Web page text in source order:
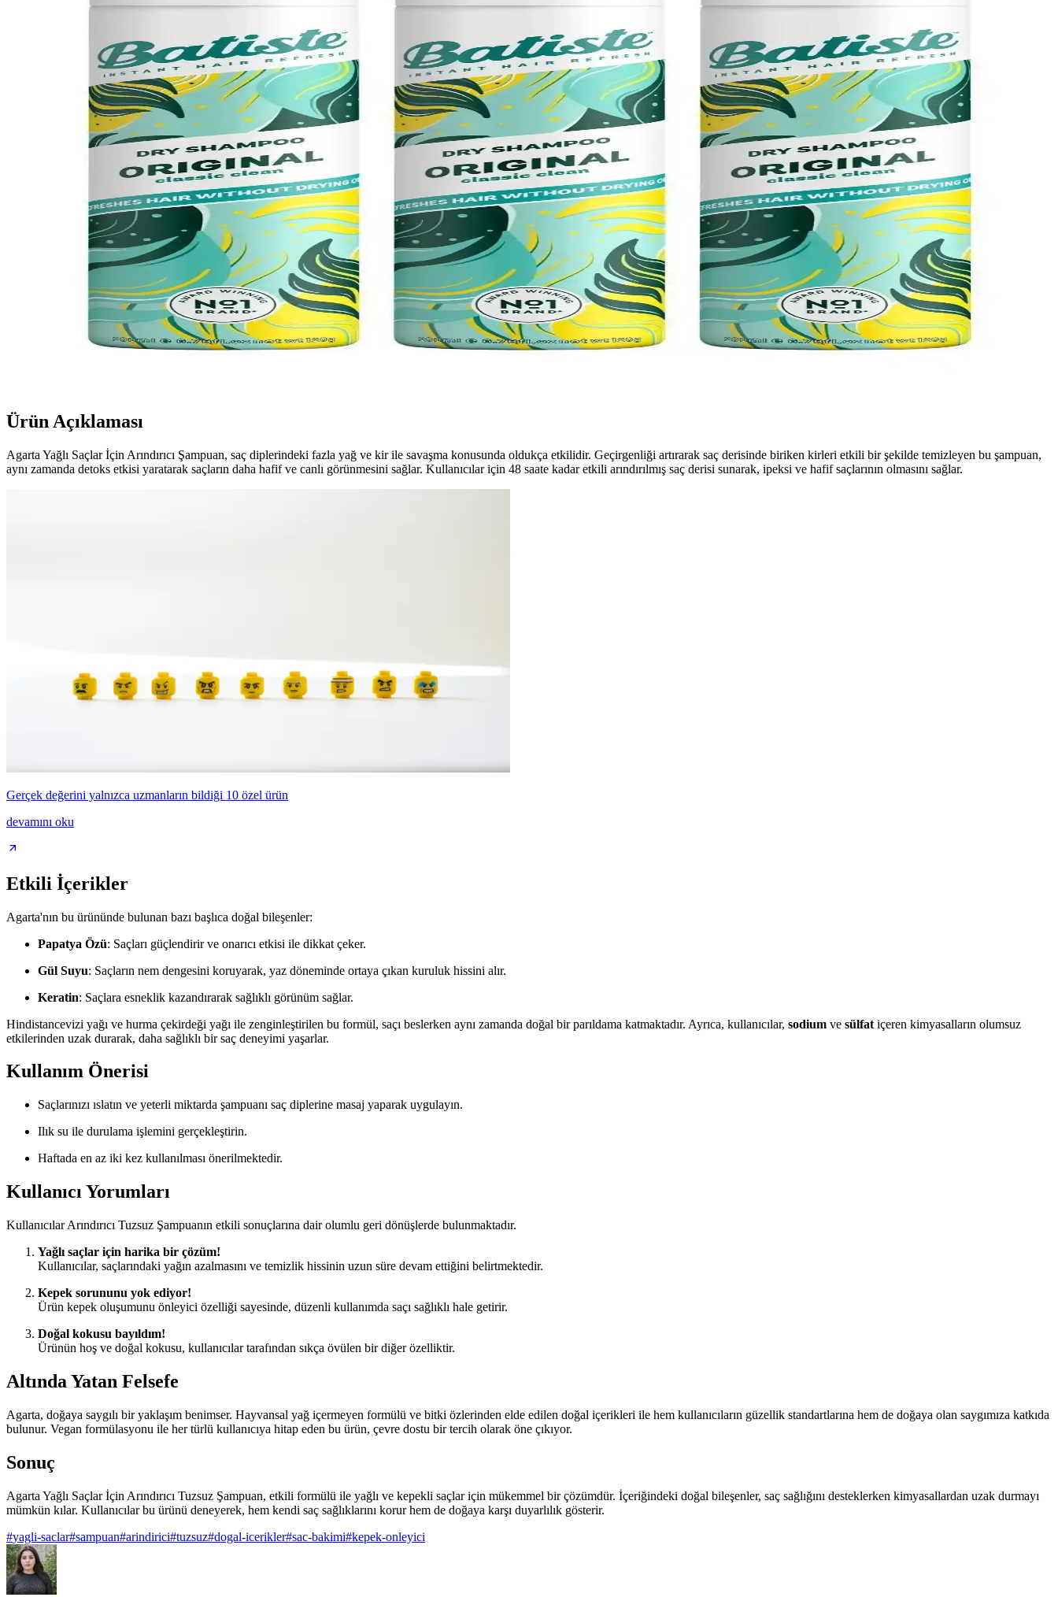
Prozinc Salicade Kepek ve Egzama Karşıtı Şampuan Saç Derisini Koruyan Doğal Çözüm
Prozinc Salicade, doğal içeriğiyle saç derisini güçlendirir, kepek ve egzama sorunlarını hafifletir, yağlı saçlara uygun, sülfatsız ve organik bileşenlerle saç sağlığını destekleyen etkili bir şampuandır.
Saç Bakımında Doğru Şampuan Seçimi ve Güncel Trendler Hakkında Bilgiler
Saç bakımında doğal içerikli ve saç tipine uygun şampuanlar ile sağlıklı ve parlak saçlara ulaşmanın yolları anlatılıyor.
Batiste Kuru Şampuan Bare 200 ml ile Hızlı ve Pratik Saç Temizliği ve Hacim Kazandırma
Batiste Kuru Şampuan Bare 200 ml, yoğun yaşam temposu için pratik, hafif ve etkili saç tazeleme çözümüdür. Yağlı saçları temizler, hacim kazandırır ve doğal görünüm sağlar.
Farmasi Dr.C. Tuna Sarımsaklı Şampuan Saç Sağlığını Güçlendiren Etkili Formül
Farmasi'nin Sarımsaklı Şampuanı, saç dökülmesini önler, saç köklerini güçlendirir ve parlaklık kazandırır. Yağlı saçlar için ideal, kokusuz ve güvenli formülüyle saç sağlığınızı destekler.
COSMED Hair Guard Balancing Clay Şampuanı: Doğal ve Derinlemesine Temizlik Sağlayan Saç Bakım Ürünü
Doğal kil içeriğiyle yağlı saçlara derinlemesine temizlik sağlayan COSMED Hair Guard Balancing Clay Şampuanı, hacim ve parlaklık kazandırır, ferahlatıcı kokusuyla kullanıcılar tarafından beğenilir.
Batiste Orijinal Kuru Şampuan 200 ml x 3 – Yağlı Kökler için Hızlı Ferahlık
Ürün Açıklaması
Agarta Yağlı Saçlar İçin Arındırıcı Şampuan, saç diplerindeki fazla yağ ve kir ile savaşma konusunda oldukça etkilidir. Geçirgenliği artırarak saç derisinde biriken kirleri etkili bir şekilde temizleyen bu şampuan,
aynı zamanda detoks etkisi yaratarak saçların daha hafif ve canlı görünmesini sağlar. Kullanıcılar için 48 saate kadar etkili arındırılmış saç derisi sunarak, ipeksi ve hafif saçlarının olmasını sağlar.
Gerçek değerini yalnızca uzmanların bildiği 10 özel ürün
devamını oku
Etkili İçerikler
Agarta'nın bu ürününde bulunan bazı başlıca doğal bileşenler:
Papatya Özü: Saçları güçlendirir ve onarıcı etkisi ile dikkat çeker.
Gül Suyu: Saçların nem dengesini koruyarak, yaz döneminde ortaya çıkan kuruluk hissini alır.
Keratin: Saçlara esneklik kazandırarak sağlıklı görünüm sağlar.
Hindistancevizi yağı ve hurma çekirdeği yağı ile zenginleştirilen bu formül, saçı beslerken aynı zamanda doğal bir parıldama katmaktadır. Ayrıca, kullanıcılar, sodium ve sülfat içeren kimyasalların olumsuz
etkilerinden uzak durarak, daha sağlıklı bir saç deneyimi yaşarlar.
Kullanım Önerisi
Saçlarınızı ıslatın ve yeterli miktarda şampuanı saç diplerine masaj yaparak uygulayın.
Ilık su ile durulama işlemini gerçekleştirin.
Haftada en az iki kez kullanılması önerilmektedir.
Kullanıcı Yorumları
Kullanıcılar Arındırıcı Tuzsuz Şampuanın etkili sonuçlarına dair olumlu geri dönüşlerde bulunmaktadır.
Yağlı saçlar için harika bir çözüm!
Kullanıcılar, saçlarındaki yağın azalmasını ve temizlik hissinin uzun süre devam ettiğini belirtmektedir.
Kepek sorununu yok ediyor!
Ürün kepek oluşumunu önleyici özelliği sayesinde, düzenli kullanımda saçı sağlıklı hale getirir.
Doğal kokusu bayıldım!
Ürünün hoş ve doğal kokusu, kullanıcılar tarafından sıkça övülen bir diğer özelliktir.
Altında Yatan Felsefe
Agarta, doğaya saygılı bir yaklaşım benimser. Hayvansal yağ içermeyen formülü ve bitki özlerinden elde edilen doğal içerikleri ile hem kullanıcıların güzellik standartlarına hem de doğaya olan saygımıza katkıda
bulunur. Vegan formülasyonu ile her türlü kullanıcıya hitap eden bu ürün, çevre dostu bir tercih olarak öne çıkıyor.
Sonuç
Agarta Yağlı Saçlar İçin Arındırıcı Tuzsuz Şampuan, etkili formülü ile yağlı ve kepekli saçlar için mükemmel bir çözümdür. İçeriğindeki doğal bileşenler, saç sağlığını desteklerken kimyasallardan uzak durmayı
mümkün kılar. Kullanıcılar bu ürünü deneyerek, hem kendi saç sağlıklarını korur hem de doğaya karşı duyarlılık gösterir.
#yagli-saclar#sampuan#arindirici#tuzsuz#dogal-icerikler#sac-bakimi#kepek-onleyici